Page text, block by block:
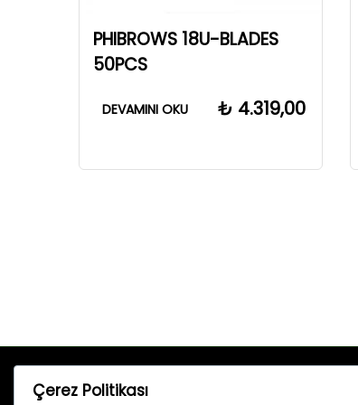
PHIBROWS 18U-BLADES
50PCS
DEVAMINI OKU ₺ 4.319,00
Çerez Politikası